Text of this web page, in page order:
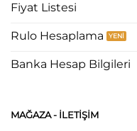
Fiyat Listesi
Rulo Hesaplama
Banka Hesap Bilgileri
MAĞAZA - ILETIŞIM